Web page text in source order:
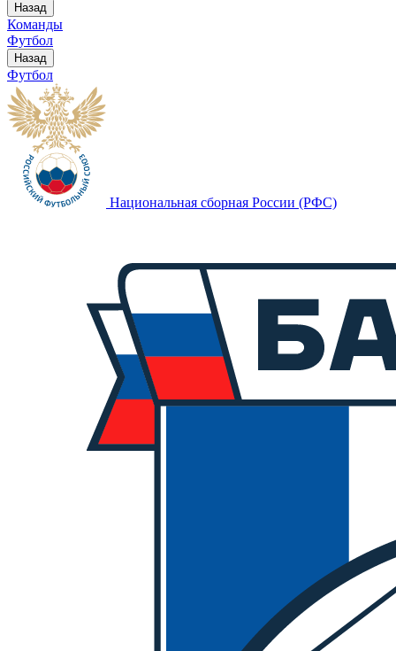
Назад
Команды
Футбол
Назад
Футбол
Национальная сборная России (РФС)